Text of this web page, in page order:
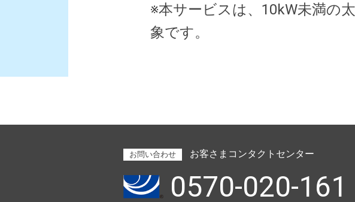
※本サービスは、10kW未満の
象です。
お問い合わせ お客さまコンタクトセンター
0570-020-161